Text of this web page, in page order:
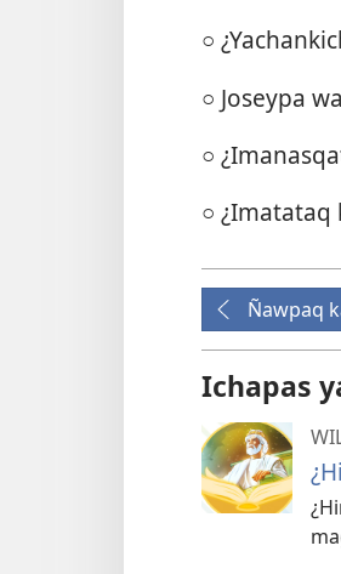
○
○ Joseypa
○
○ ¿Imatataq
Ñawpaq
Ichapas